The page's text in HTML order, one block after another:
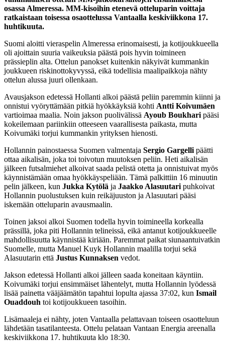
osassa Almeressa. MM-kisoihin etenevä otteluparin voittaja
ratkaistaan toisessa osaottelussa Vantaalla keskiviikkona 17.
huhtikuuta.
Suomi aloitti vieraspelin Almeressa erinomaisesti, ja kotijoukkueella
oli ajoittain suuria vaikeuksia päästä pois hyvin toimineen
prässieplin alta. Ottelun panokset kuitenkin näkyivät kummankin
joukkueen riskinottokyvyssä, eikä todellisia maalipaikkoja nähty
ottelun alussa juuri ollenkaan.
Avausjakson edetessä Hollanti alkoi päästä peliin paremmin kiinni ja
onnistui vyöryttämään pitkiä hyökkäyksiä kohti Antti Koivumäen
vartioimaa maalia. Noin jakson puolivälissä Ayoub Boukhari pääsi
kokeilemaan pariinkiin otteeseen vaarallisesta paikasta, mutta
Koivumäki torjui kummankin yrityksen hienosti.
Hollannin painostaessa Suomen valmentaja Sergio Gargelli päätti
ottaa aikalisän, joka toi toivotun muutoksen peliin. Heti aikalisän
jälkeen futsalmiehet alkoivat saada pelistä otetta ja onnistuivat myös
käynnistämään omaa hyökkäyspeliään. Tämä palkittiin 16 minuutin
pelin jälkeen, kun Jukka Kytölä ja Jaakko Alasuutari puhkoivat
Hollannin puolustuksen kuin reikäjuuston ja Alasuutari pääsi
iskemään otteluparin avausmaalin.
Toinen jaksoi alkoi Suomen todella hyvin toimineella korkealla
prässillä, joka piti Hollannin telineissä, eikä antanut kotijoukkueelle
mahdollisuutta käynnistää kiriään. Paremmat paikat siunaantuivatkin
Suomelle, mutta Manuel Kuyk Hollannin maalilla torjui sekä
Alasuutarin että Justus Kunnaksen vedot.
Jakson edetessä Hollanti alkoi jälleen saada koneitaan käyntiin.
Koivumäki torjui ensimmäiset lähentelyt, mutta Hollannin lyödessä
lisää painetta vääjäämätön tapahtui lopulta ajassa 37:02, kun Ismail
Ouaddouh toi kotijoukkueen tasoihin.
Lisämaaleja ei nähty, joten Vantaalla pelattavaan toiseen osaotteluun
lähdetään tasatilanteesta. Ottelu pelataan Vantaan Energia areenalla
keskiviikkona 17. huhtikuuta klo 18:30.